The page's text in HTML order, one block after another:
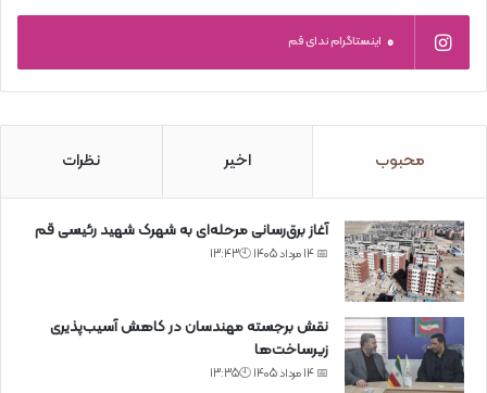
0 اینستاگرام ندای قم
محبوب اخیر نظرات
آغاز برق‌رسانی مرحله‌ای به شهرک شهید رئیسی قم
📅 14 مرداد 1405 🕙13:43
نقش برجسته مهندسان در کاهش آسیب‌پذیری
زیرساخت‌ها
📅 14 مرداد 1405 🕙13:35